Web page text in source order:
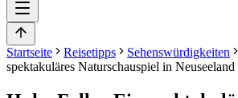
Startseite Reisetipps Sehenswürdigkeiten
spektakuläres Naturschauspiel in Neuseeland